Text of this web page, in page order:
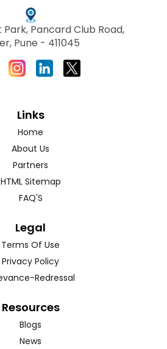
Park, Pancard Club Road,
Pune - 411045
Links
Home
About Us
Partners
HTML Sitemap
FAQ'S
Legal
Terms Of Use
Privacy Policy
Redressal
Resources
Blogs
News